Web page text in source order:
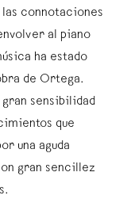
connotaciones
al piano
ha estado
de Ortega.
sensibilidad
que
una aguda
gran sencillez